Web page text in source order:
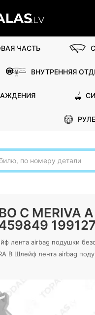
ЧАСТЬ
ВНУТРЕННЯЯ
C
199127
лента airbag подушки
B Шлейф лента airbag